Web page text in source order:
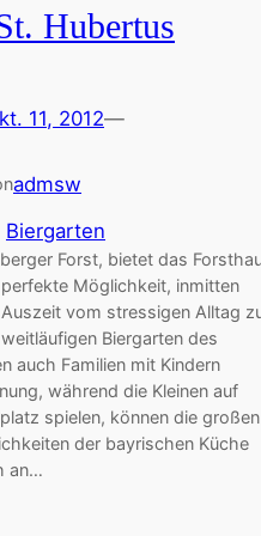
Hubertus
11, 2012—
admsw
Biergarten
Forst, bietet das
Möglichkeit, inmitten
vom stressigen Alltag
Biergarten des
auch Familien mit Kindern
während die Kleinen auf
spielen, können die großen
der bayrischen Küche
an…